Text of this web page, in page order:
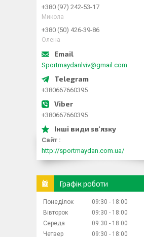
+380 (97) 242-53-17
Микола
+380 (50) 426-39-86
Олена
Sportmaydanlviv@gmail.com
+380667660395
+380667660395
Сайт
http://sportmaydan.com.ua/
Графік роботи
Понеділок 09:30
18:00
Вівторок
09:30
18:00
Середа
09:30
18:00
Четвер
09:30
18:00